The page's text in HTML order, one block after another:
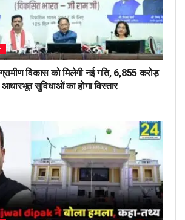
विकास को मिलेगी नई गति, 6,855 करोड़
सुविधाओं का होगा विस्तार